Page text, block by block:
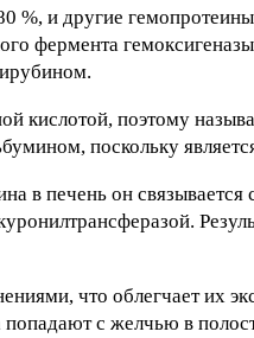
%, и другие
фермента
кислотой, поэтому
поскольку
в печень он связывается
что облегчает их
с желчью в